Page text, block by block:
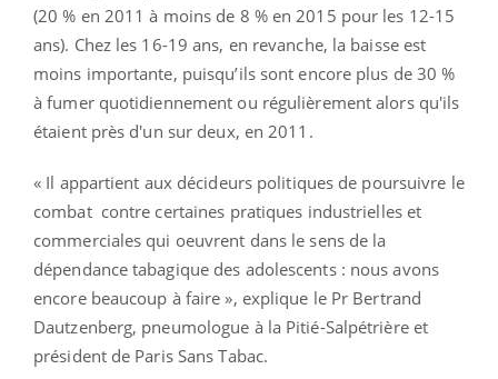
(20 % en 2011 à moins de 8 % en 2015 pour les 12-15
ans). Chez les 16-19 ans, en revanche, la baisse est
moins importante, puisqu’ils sont encore plus de 30 %
à fumer quotidiennement ou régulièrement alors qu'ils
étaient près d'un sur deux, en 2011.
« Il appartient aux décideurs politiques de poursuivre le
combat contre certaines pratiques industrielles et
commerciales qui oeuvrent dans le sens de la
dépendance tabagique des adolescents : nous avons
encore beaucoup à faire », explique le Pr Bertrand
Dautzenberg, pneumologue à la Pitié-Salpétrière et
président de Paris Sans Tabac.